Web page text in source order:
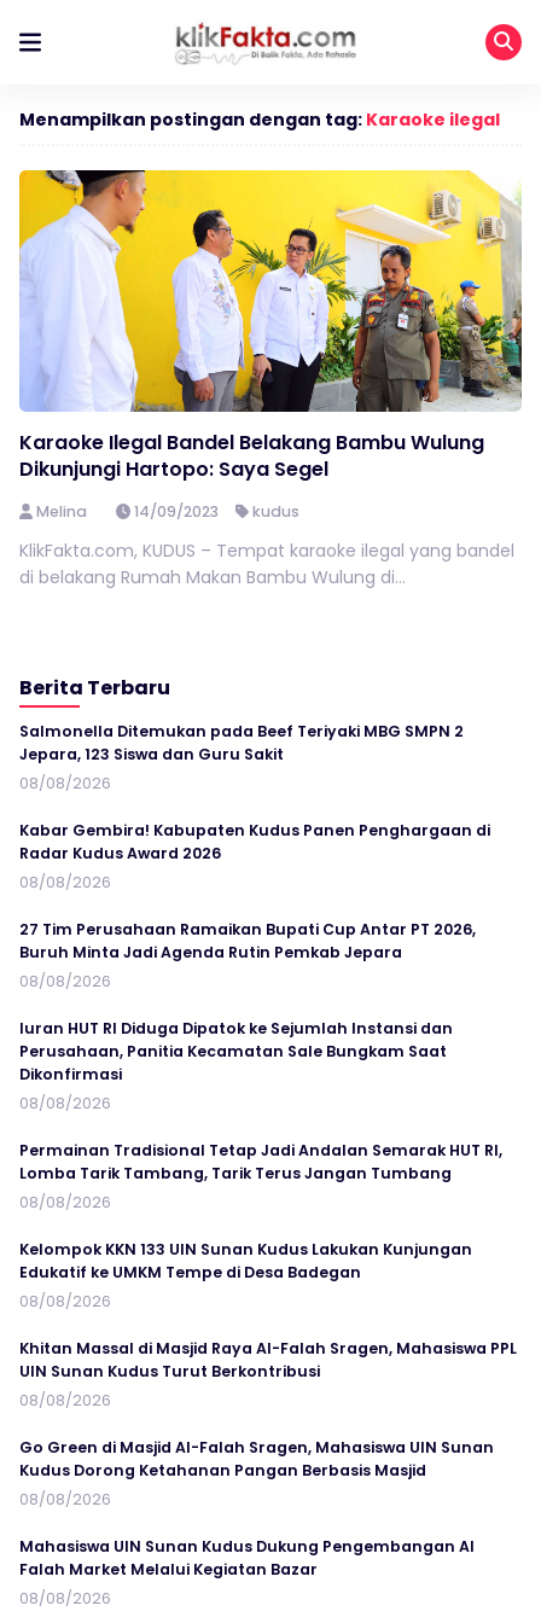
Menampilkan postingan dengan tag: Karaoke ilegal
Karaoke Ilegal Bandel Belakang Bambu Wulung
Dikunjungi Hartopo: Saya Segel
Melina 14/09/2023 kudus
KlikFakta.com, KUDUS – Tempat karaoke ilegal yang bandel
di belakang Rumah Makan Bambu Wulung di...
Berita Terbaru
Salmonella Ditemukan pada Beef Teriyaki MBG SMPN 2
Jepara, 123 Siswa dan Guru Sakit
08/08/2026
Kabar Gembira! Kabupaten Kudus Panen Penghargaan di
Radar Kudus Award 2026
08/08/2026
27 Tim Perusahaan Ramaikan Bupati Cup Antar PT 2026,
Buruh Minta Jadi Agenda Rutin Pemkab Jepara
08/08/2026
Iuran HUT RI Diduga Dipatok ke Sejumlah Instansi dan
Perusahaan, Panitia Kecamatan Sale Bungkam Saat
Dikonfirmasi
08/08/2026
Permainan Tradisional Tetap Jadi Andalan Semarak HUT RI,
Lomba Tarik Tambang, Tarik Terus Jangan Tumbang
08/08/2026
Kelompok KKN 133 UIN Sunan Kudus Lakukan Kunjungan
Edukatif ke UMKM Tempe di Desa Badegan
08/08/2026
Khitan Massal di Masjid Raya Al-Falah Sragen, Mahasiswa PPL
UIN Sunan Kudus Turut Berkontribusi
08/08/2026
Go Green di Masjid Al-Falah Sragen, Mahasiswa UIN Sunan
Kudus Dorong Ketahanan Pangan Berbasis Masjid
08/08/2026
Mahasiswa UIN Sunan Kudus Dukung Pengembangan Al
Falah Market Melalui Kegiatan Bazar
08/08/2026